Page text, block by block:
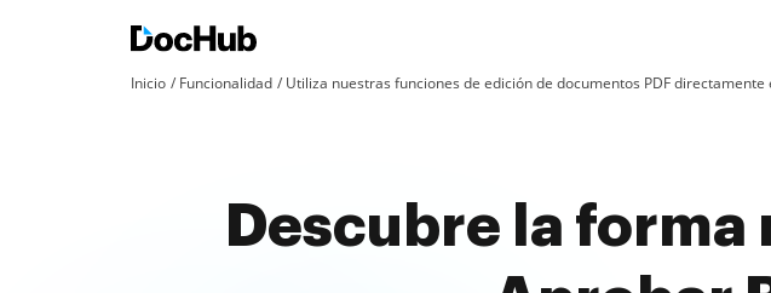
Inicio Funcionalidad Utiliza nuestras funciones de edición de documentos PDF
Descubre la